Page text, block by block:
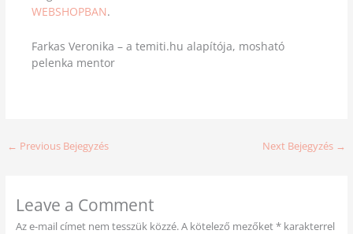
WEBSHOPBAN.
Farkas Veronika – a temiti.hu alapítója, mosható
pelenka mentor
← Previous Bejegyzés Next Bejegyzés →
Leave a Comment
Az e-mail címet nem tesszük közzé. A kötelező mezőket*karakterrel